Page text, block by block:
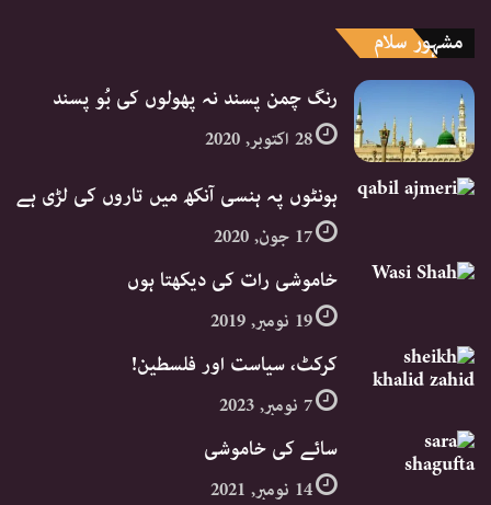
مشہور سلام
رنگ چمن پسند نہ پھولوں کی بُو پسند
28 اکتوبر, 2020
ہونٹوں پہ ہنسی آنکھ میں تاروں کی لڑی ہے
17 جون, 2020
خاموشی رات کی دیکھتا ہوں
19 نومبر, 2019
کرکٹ، سیاست اور فلسطین!
7 نومبر, 2023
سائے کی خاموشی
14 نومبر, 2021